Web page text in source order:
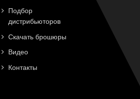
Подбор
дистрибьюторов
Скачать брошюры
Видео
Контакты